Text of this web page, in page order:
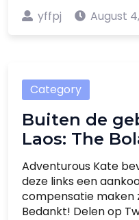
yffpj August
Category
Buiten de
Laos: The
Adventurous Kate
deze links een
compensatie maken
Bedankt! Delen op